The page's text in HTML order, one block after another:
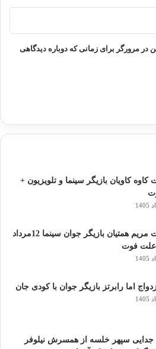
در مرورگر برای زمانی که دوباره دیدگاهی
کاویان بازیگر سینما و تلویزیون +
درگذشت مریم همتیان بازیگر جوان سینما 12مرداد
اما رابرتز بازیگر جوان با کودی جان
جدایی سپهر خلسه از همسرش نیلوفر